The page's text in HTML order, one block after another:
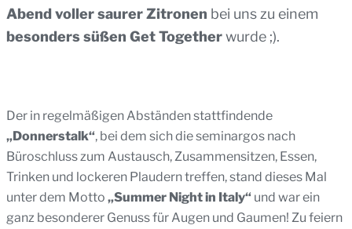
Abend voller saurer Zitronen bei uns zu einem
besonders süßen Get Togetherwurde ;).
Der in regelmäßigen Abständen stattfindende
„Donnerstalk“, bei dem sich die seminargos nach
Büroschluss zum Austausch, Zusammensitzen, Essen,
Trinken und lockeren Plaudern treffen, stand dieses Mal
unter dem Motto „Summer Night in Italy“ und war ein
ganz besonderer Genuss für Augen und Gaumen! Zu feiern